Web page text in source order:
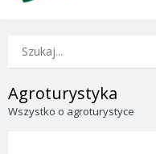
Agroturystyka
Wszystko o agroturystyce